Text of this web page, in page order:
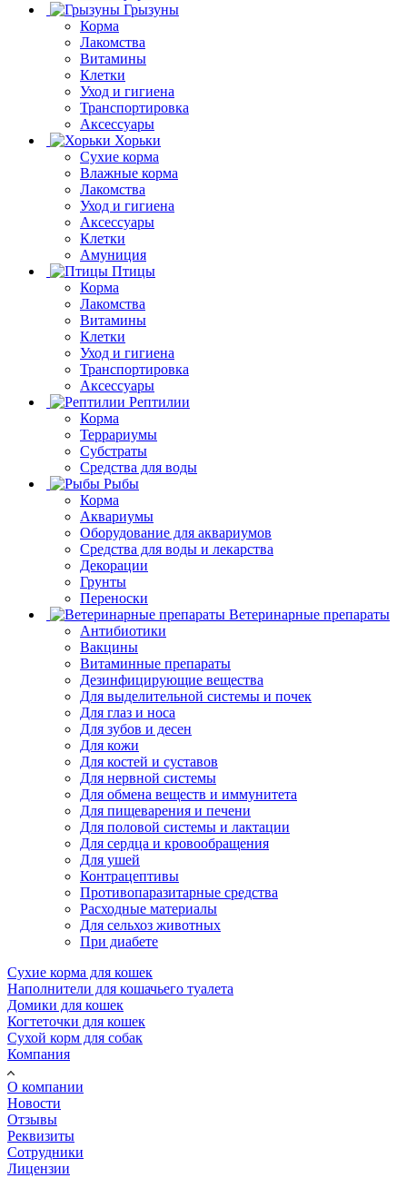
Грызуны
Корма
Лакомства
Витамины
Клетки
Уход и гигиена
Транспортировка
Аксессуары
Хорьки
Сухие корма
Влажные корма
Лакомства
Уход и гигиена
Аксессуары
Клетки
Амуниция
Птицы
Корма
Лакомства
Витамины
Клетки
Уход и гигиена
Транспортировка
Аксессуары
Рептилии
Корма
Террариумы
Субстраты
Средства для воды
Рыбы
Корма
Аквариумы
Оборудование для аквариумов
Средства для воды и лекарства
Декорации
Грунты
Переноски
Ветеринарные препараты
Антибиотики
Вакцины
Витаминные препараты
Дезинфицирующие вещества
Для выделительной системы и почек
Для глаз и носа
Для зубов и десен
Для кожи
Для костей и суставов
Для нервной системы
Для обмена веществ и иммунитета
Для пищеварения и печени
Для половой системы и лактации
Для сердца и кровообращения
Для ушей
Контрацептивы
Противопаразитарные средства
Расходные материалы
Для сельхоз животных
При диабете
Сухие корма для кошек
Наполнители для кошачьего туалета
Домики для кошек
Когтеточки для кошек
Сухой корм для собак
Компания
О компании
Новости
Отзывы
Реквизиты
Сотрудники
Лицензии